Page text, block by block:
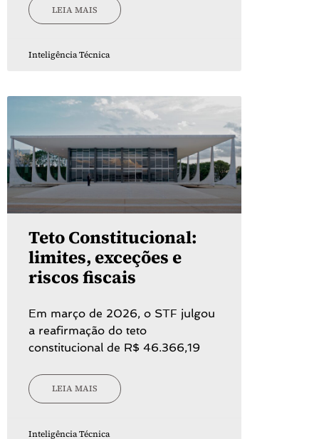
LEIA MAIS
Inteligência Técnica
Teto Constitucional:
limites, exceções e
riscos fiscais
Em março de 2026, o STF julgou
a reafirmação do teto
constitucional de R$ 46.366,19
LEIA MAIS
Inteligência Técnica